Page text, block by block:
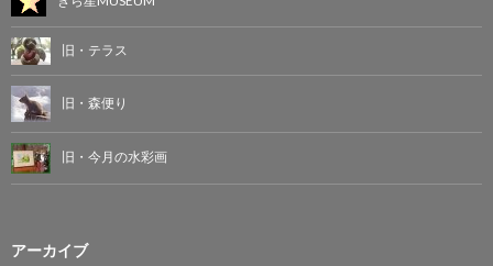
旧・テラス
旧・森便り
旧・今月の水彩画
アーカイブ